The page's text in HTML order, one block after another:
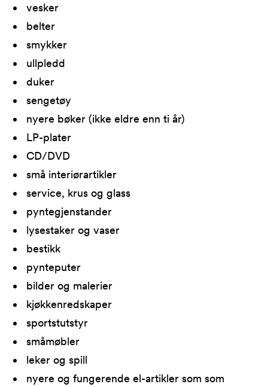
vesker
belter
smykker
ullpledd
duker
sengetøy
nyere bøker (ikke eldre enn ti år)
LP-plater
CD/DVD
små interiørartikler
service, krus og glass
pyntegjenstander
lysestaker og vaser
bestikk
pynteputer
bilder og malerier
kjøkkenredskaper
sportstutstyr
småmøbler
leker og spill
nyere og fungerende el-artikler som som